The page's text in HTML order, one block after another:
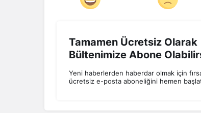
Tamamen Ücretsiz Olarak
Bültenimize Abone
Yeni haberlerden haberdar olmak için
ücretsiz e-posta aboneliğini hemen